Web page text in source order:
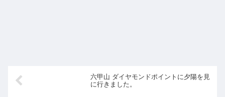
六甲山 ダイヤモンドポイントに夕陽を見
に行きました。